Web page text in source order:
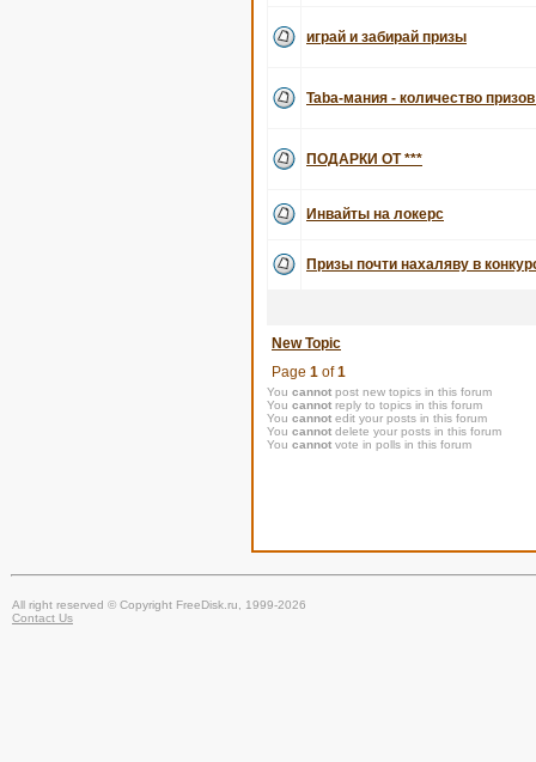
играй и забирай призы
Taba-мания - количество
ПОДАРКИ ОТ ***
Инвайты на локерс
Призы почти нахаляву в
New Topic
Page 1 of1
You cannot post new topics in this forum
You cannot reply to topics in this forum
You cannot edit your posts in this forum
You cannot delete your posts in this forum
You cannot vote in polls in this forum
All right reserved © Copyright FreeDisk.ru, 1999-2026
Contact Us